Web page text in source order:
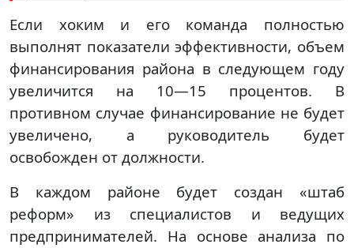
Если хоким и его команда полностью
выполнят показатели эффективности, объем
финансирования района в следующем году
увеличится на 10—15 процентов. В
противном случае финансирование не будет
увеличено, а руководитель будет
освобожден от должности.
В каждом районе будет создан «штаб
реформ» из специалистов и ведущих
предпринимателей. На основе анализа по